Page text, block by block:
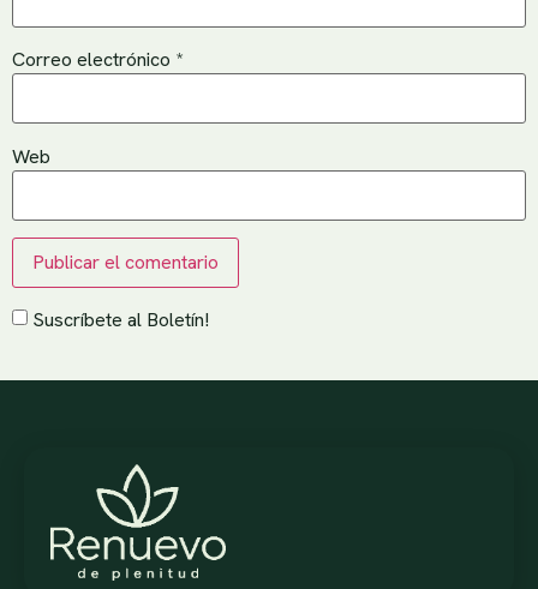
Correo electrónico *
Web
Suscríbete al Boletín!